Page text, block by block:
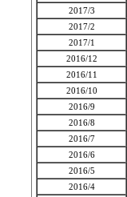
2017/3
2017/2
2017/1
2016/12
2016/11
2016/10
2016/9
2016/8
2016/7
2016/6
2016/5
2016/4